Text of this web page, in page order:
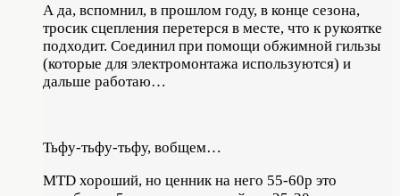
А да, вспомнил, в прошлом году, в конце сезона,
тросик сцепления перетерся в месте, что к рукоятке
подходит. Соединил при помощи обжимной гильзы
(которые для электромонтажа используются) и
дальше работаю…
Тьфу-тьфу-тьфу, вобщем…
MTD хороший, но ценник на него 55-60р это